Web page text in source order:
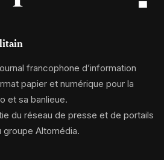
francophone d’information
papier et numérique pour la
et sa banlieue.
du réseau de presse et de portails
groupe Altomédia.